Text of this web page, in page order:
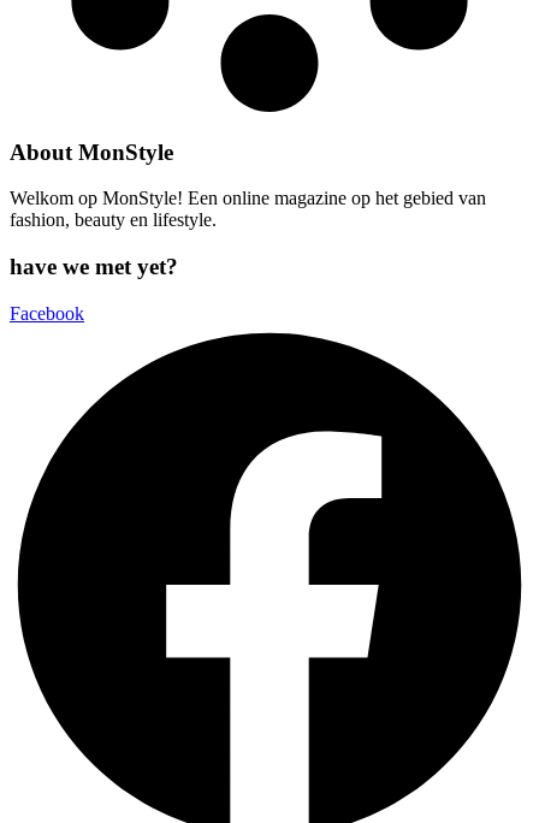
About MonStyle
Welkom op MonStyle! Een online magazine op het gebied van
fashion, beauty en lifestyle.
have we met yet?
Facebook